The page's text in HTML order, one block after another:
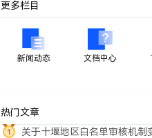
更多栏目
新闻动态 文档中心
热门文章
关于十堰地区白名单审核机制